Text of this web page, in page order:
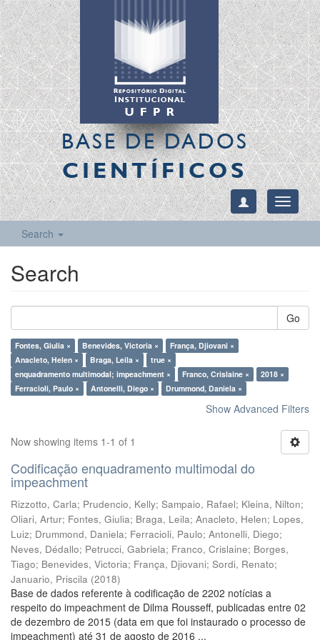
BASE DE DADOS
CIENTÍFICOS
Toggle
Search
Search
Go
Fontes, Giulia × Benevides, Victoria ×
França, Djiovani ×
Anacleto, Helen ×
Braga, Leila ×
true ×
enquadramento multimodal; impeachment ×
Franco, Crislaine ×
2018 ×
Ferracioli, Paulo ×
Antonelli, Diego × Drummond, Daniela ×
Show Advanced Filters
Now showing items 1-1 of 1
Codificação enquadramento multimodal do
impeachment
Rizzotto, Carla; Prudencio, Kelly; Sampaio, Rafael; Kleina, Nilton;
Oliari, Artur; Fontes, Giulia; Braga, Leila; Anacleto, Helen; Lopes,
Luiz; Drummond, Daniela; Ferracioli, Paulo; Antonelli, Diego;
Neves, Dédallo; Petrucci, Gabriela; Franco, Crislaine; Borges,
Tiago; Benevides, Victoria; França, Djiovani; Sordi, Renato;
Januario, Priscila (2018)
Base de dados referente à codificação de 2202 notícias a
respeito do impeachment de Dilma Rousseff, publicadas entre 02
de dezembro de 2015 (data em que foi instaurado o processo de
impeachment) até 31 de agosto de 2016 ...